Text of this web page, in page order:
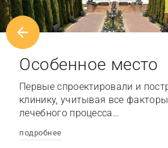
Особенное место
Первые спроектировали и
клинику, учитывая все факторы
лечебного процесса…
подробнее